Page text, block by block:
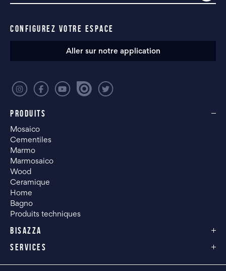
PRODUITS
Mosaico
Cementiles
Marmo
Marmosaico
Wood
Ceramique
Home
Bagno
Produits techniques
BISAZZA
SERVICES
CONFIGUREZ VOTRE ESPACE
Aller sur notre application